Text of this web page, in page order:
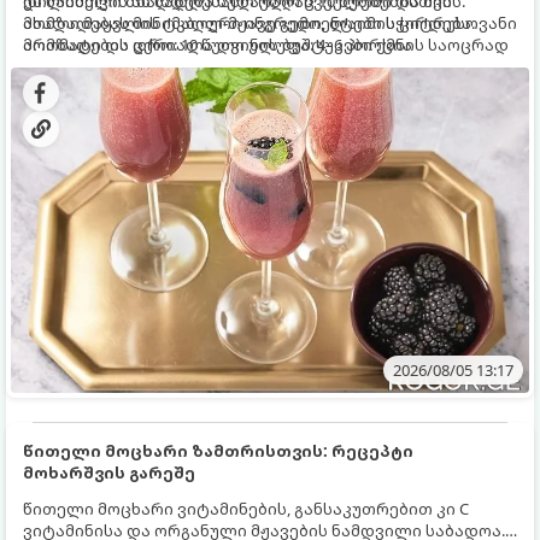
ახალი მაყვლის ტკბილ-მჟავე გემო, ლაიმის ციტრუსოვანი
არომატი და ცქრიალა ღვინის ბუშტუკები ქმნის საოცრად
დახვეწილ და მაგრილებელ კოქტეილს.
მომზადებას მინიმალური ინგრედიენტები სჭირდება.
მომზადების დრო: 10 წუთი ულუფა: 4–6 პორცია
2026/08/05 13:17
წითელი მოცხარი ზამთრისთვის: რეცეპტი
მოხარშვის გარეშე
წითელი მოცხარი ვიტამინების, განსაკუთრებით კი C
ვიტამინისა და ორგანული მჟავების ნამდვილი საბადოა.